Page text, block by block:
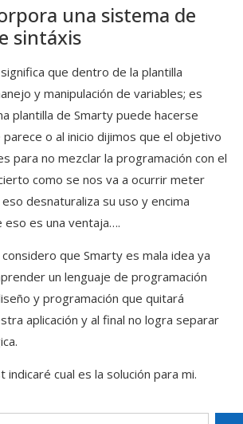
una sistema de
sintáxis
que dentro de la plantilla
y manipulación de variables; es
plantilla de Smarty puede hacerse
o al inicio dijimos que el objetivo
para no mezclar la programación con el
como se nos va a ocurrir meter
desnaturaliza su uso y encima
eso es una ventaja….
que Smarty es mala idea ya
un lenguaje de programación
y programación que quitará
aplicación y al final no logra separar
indicaré cual es la solución para mi.